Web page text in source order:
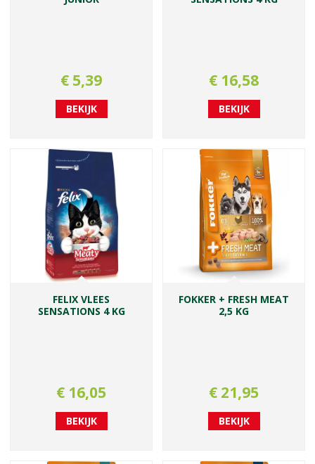
€ 5,39
BEKIJK
€ 16,58
BEKIJK
FELIX VLEES
SENSATIONS 4 KG
€ 16,05
BEKIJK
FOKKER + FRESH MEAT
2,5 KG
€ 21,95
BEKIJK